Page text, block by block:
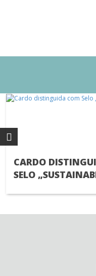
CARDO
SELO